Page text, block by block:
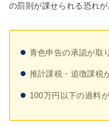
の罰則が課せられる恐れが
青色申告の承認が取
推計課税・追徴課税
100万円以下の過料